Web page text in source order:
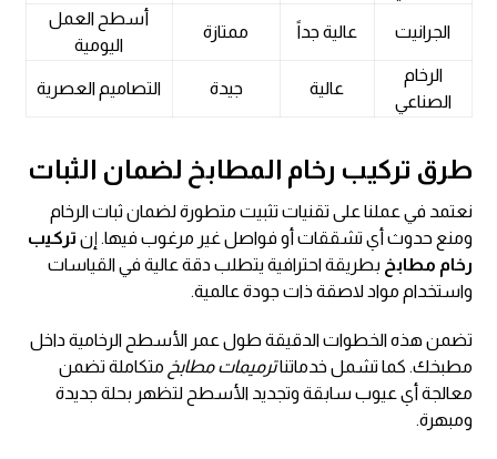
الجرانيت عالية جداً ممتازة
أسطح العمل
اليومية
الرخام
الصناعي
عالية جيدة التصاميم العصرية
طرق تركيب رخام المطابخ لضمان الثبات
نعتمد في عملنا على تقنيات تثبيت متطورة لضمان ثبات الرخام
ومنع حدوث أي تشققات أو فواصل غير مرغوب فيها. إن تركيب
رخام مطابخ بطريقة احترافية يتطلب دقة عالية في القياسات
واستخدام مواد لاصقة ذات جودة عالمية.
تضمن هذه الخطوات الدقيقة طول عمر الأسطح الرخامية داخل
مطبخك. كما تشمل خدماتناترميمات مطابخ متكاملة تضمن
معالجة أي عيوب سابقة وتجديد الأسطح لتظهر بحلة جديدة
ومبهرة.